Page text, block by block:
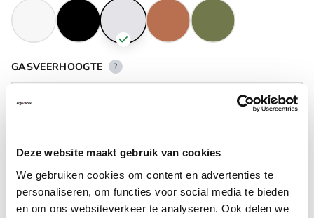
Deze website maakt gebruik van cookies
We gebruiken cookies om content en advertenties te
personaliseren, om functies voor social media te bieden
en om ons websiteverkeer te analyseren. Ook delen we
GASVEERHOOGTE ?